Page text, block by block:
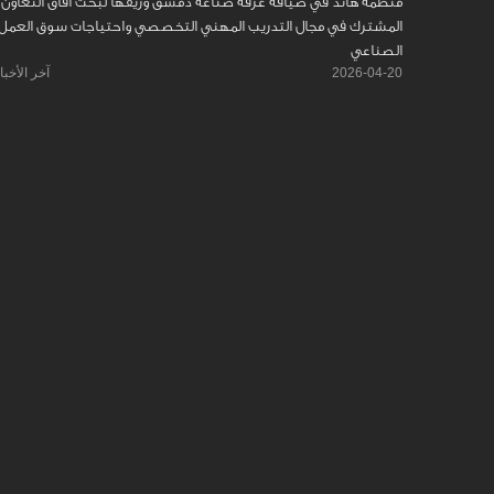
المشترك في مجال التدريب المهني التخصصي واحتياجات سوق
الصناعي
2026-04-20 آخر